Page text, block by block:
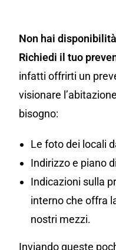
Non hai
Richiedi il tuo
infatti offrirti un
visionare
bisogno:
Le foto dei locali
Indirizzo e piano
Indicazioni sulla
interno che offra
nostri mezzi.
Inviando queste